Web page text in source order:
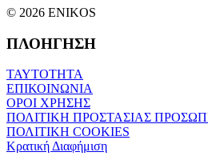
© 2026 ENIKOS
ΠΛΟΗΓΗΣΗ
ΤΑΥΤΟΤΗΤΑ
ΕΠΙΚΟΙΝΩΝΙΑ
ΟΡΟΙ ΧΡΗΣΗΣ
ΠΟΛΙΤΙΚΗ ΠΡΟΣΤΑΣΙΑΣ
ΠΟΛΙΤΙΚΗ COOKIES
Κρατική Διαφήμιση